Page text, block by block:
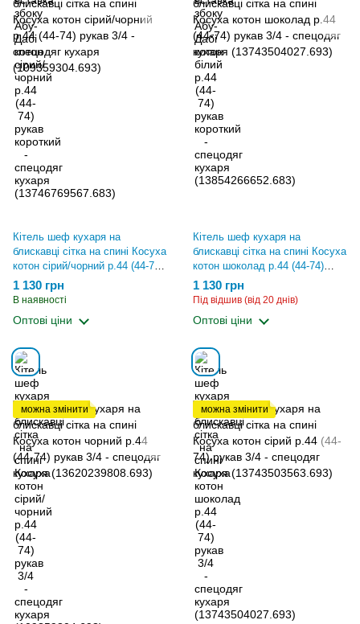
Кітель шеф кухаря на
блискавці сітка на спині Косуха
котон сірий/чорний р.44 (44-74)
рукав 3/4 - спецодяг кухаря
(109359304.693)
1 130 грн
В наявності
Оптові ціни
Кітель шеф кухаря на
блискавці сітка на спині Косуха
котон шоколад р.44 (44-74)
рукав 3/4 - спецодяг кухаря
(13743504027.693)
1 130 грн
Під відшив (від 20 днів)
Оптові ціни
можна змінити можна змінити